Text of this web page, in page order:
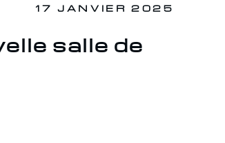
salle de
17 JANVIER 2025